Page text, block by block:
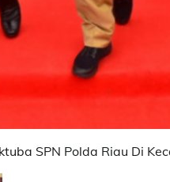
SPN Polda Riau Di